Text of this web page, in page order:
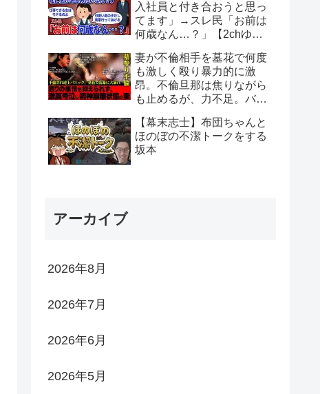
入社員と付き合おうと思っ
てます」→スレ民「お前は
何歳なん…？」【2chゆっ
妻が不倫相手を墓花で何度
も激しく殴り暴力的に激
昂。不倫旦那は焦りながら
も止めるが、力不足。バン
【幕末志士】布団ちゃんと
ほのぼの不潔トークをする
坂本
アーカイブ
2026年8月
2026年7月
2026年6月
2026年5月